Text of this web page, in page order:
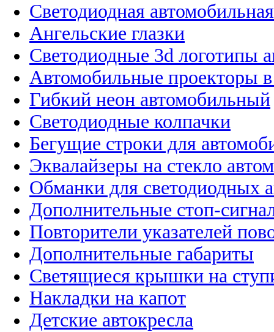
Светодиодная
Ангельские глазки
Светодиодные 3d логотипы
Автомобильные проекторы
Гибкий неон автомобильный
Светодиодные колпачки
Бегущие строки для
Эквалайзеры на стекло
Обманки для светодиодных
Дополнительные стоп-
Повторители указателей
Дополнительные габариты
Светящиеся крышки на
Накладки на капот
Детские автокресла